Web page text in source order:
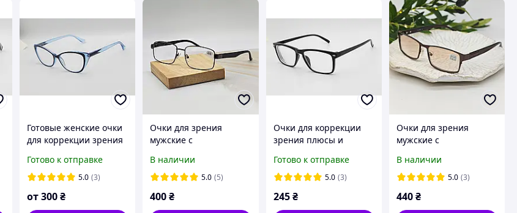
Готовые женские очки
для коррекции зрения
Готово к отправке
5.0 (3)
от300₴
Очки для зрения
мужские с
оправой черные Blue
Block для чтения и
В наличии
5.0 (5)
400₴
Очки для коррекции
зрения плюсы и
Готово к отправке
5.0 (3)
245 ₴
Очки для зрения
мужские с
оправой черные для
чтения и компьютера
В наличии
5.0 (3)
440₴